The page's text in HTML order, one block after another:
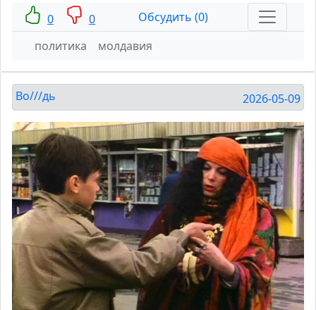
0 0
Обсудить (0)
политика
молдавия
Во///дь 2026-05-09